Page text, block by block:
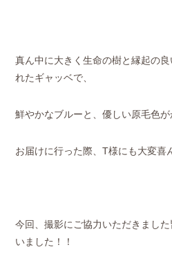
真ん中に大きく生命の樹と縁起の
れたギャッベで、
鮮やかなブルーと、優しい原毛色が
お届けに行った際、T様にも大変喜
今回、撮影にご協力いただきまし
いました！！